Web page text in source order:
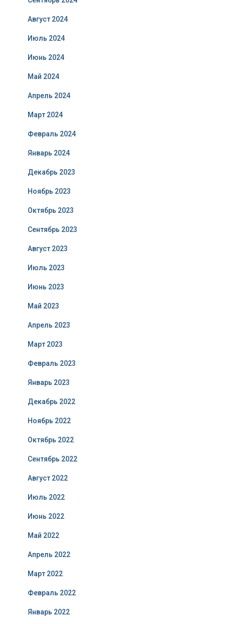
Август 2024
Июль 2024
Июнь 2024
Май 2024
Апрель 2024
Март 2024
Февраль 2024
Январь 2024
Декабрь 2023
Ноябрь 2023
Октябрь 2023
Сентябрь 2023
Август 2023
Июль 2023
Июнь 2023
Май 2023
Апрель 2023
Март 2023
Февраль 2023
Январь 2023
Декабрь 2022
Ноябрь 2022
Октябрь 2022
Сентябрь 2022
Август 2022
Июль 2022
Июнь 2022
Май 2022
Апрель 2022
Март 2022
Февраль 2022
Январь 2022